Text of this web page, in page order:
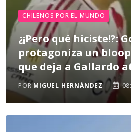
CHILENOS POR EL MUNDO
¿¡Pero qué hiciste!?:
protagoniza un
que deja a Gallardo
PORMIGUEL HERNÁNDEZ